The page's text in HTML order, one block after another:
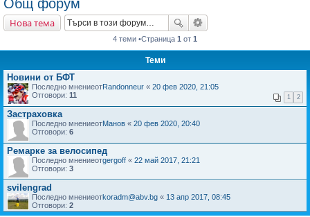
Общ форум
Нова тема
4 теми •Страница 1 от 1
Теми
Новини от БФТ
Последно мнениеотRandonneur « 20 фев 2020, 21:05
Отговори: 11 1 2
Застраховка
Последно мнениеотМанов « 20 фев 2020, 20:40
Отговори: 6
Ремарке за велосипед
Последно мнениеотgergoff « 22 май 2017, 21:21
Отговори: 3
svilengrad
Последно мнениеотkoradm@abv.bg « 13 апр 2017, 08:45
Отговори: 2